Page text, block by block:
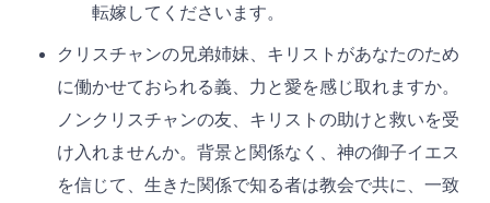
転嫁してくださいます。
クリスチャンの兄弟姉妹、キリストがあなたのため
に働かせておられる義、力と愛を感じ取れますか。
ノンクリスチャンの友、キリストの助けと救いを受
け入れませんか。背景と関係なく、神の御子イエス
を信じて、生きた関係で知る者は教会で共に、一致